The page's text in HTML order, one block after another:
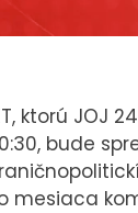
ktorú JOJ
bude
mesiaca